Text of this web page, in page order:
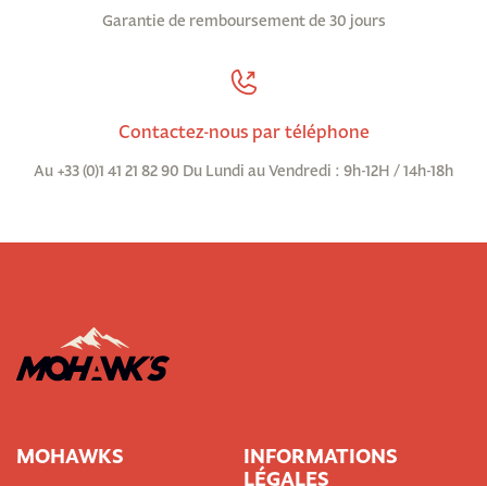
Garantie de remboursement de 30 jours
Contactez-nous par téléphone
Au +33 (0)1 41 21 82 90 Du Lundi au Vendredi : 9h-12H / 14h-18h
MOHAWKS
INFORMATIONS
LÉGALES